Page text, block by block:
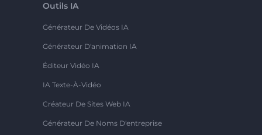
Outils IA
Générateur De Vidéos IA
Générateur D'animation IA
Éditeur Vidéo IA
IA Texte-À-Vidéo
Créateur De Sites Web IA
Générateur De Noms D'entreprise